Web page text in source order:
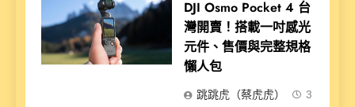
DJI Osmo Pocket 4 台
灣開賣！搭載一吋感光
元件、售價與完整規格
懶人包
跳跳虎（蔡虎虎）
3